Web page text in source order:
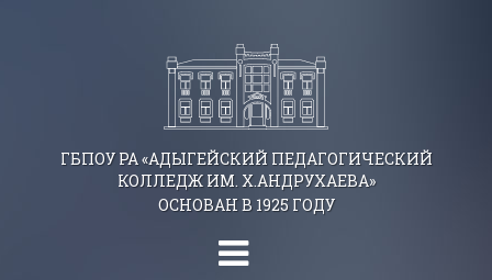
ГБПОУ РА «АДЫГЕЙСКИЙ ПЕДАГОГИЧЕСКИЙ
КОЛЛЕДЖ ИМ. Х.АНДРУХАЕВА»
ОСНОВАН В 1925 ГОДУ